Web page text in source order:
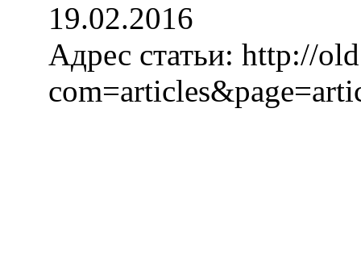
19.02.2016
Адрес статьи: http://